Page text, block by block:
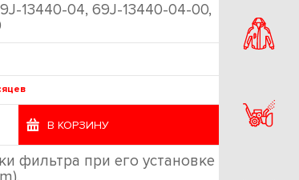
13440-04, 69J-13440-04-00,
В КОРЗИНУ
фильтра при его установке